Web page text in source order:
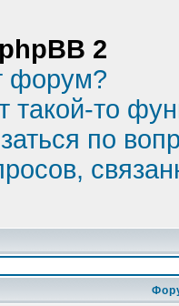
2
форум?
такой-то
по